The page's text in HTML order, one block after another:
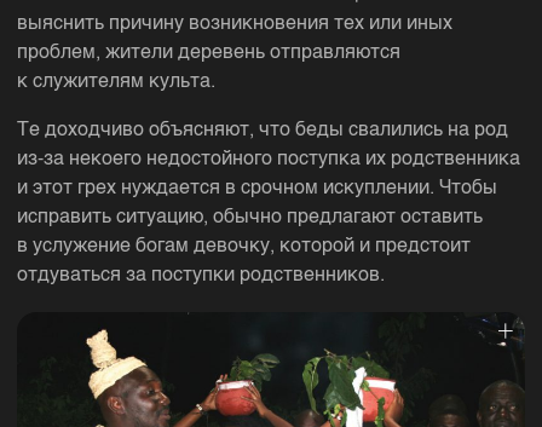
выяснить причину возникновения тех или иных
проблем, жители деревень отправляются
к служителям культа.
Те доходчиво объясняют, что беды свалились на род
из-за некоего недостойного поступка их родственника
и этот грех нуждается в срочном искуплении. Чтобы
исправить ситуацию, обычно предлагают оставить
в услужение богам девочку, которой и предстоит
отдуваться за поступки родственников.